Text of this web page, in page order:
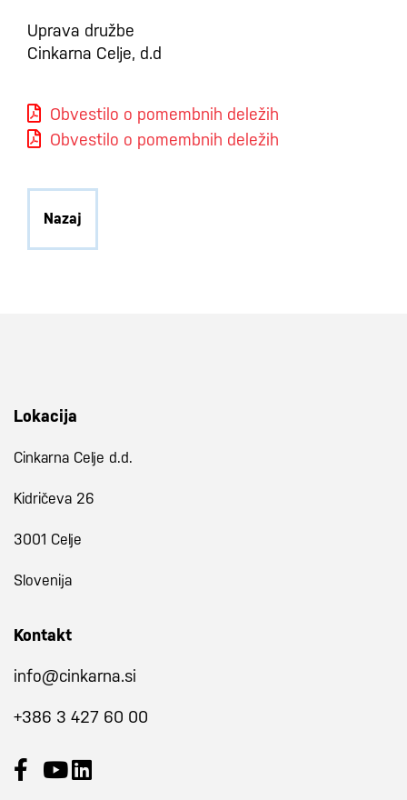
Uprava družbe
Cinkarna Celje, d.d
Obvestilo o pomembnih deležih
Obvestilo o pomembnih deležih
Nazaj
Lokacija
Cinkarna Celje d.d.
Kidričeva 26
3001 Celje
Slovenija
Kontakt
info@cinkarna.si
+386 3 427 60 00